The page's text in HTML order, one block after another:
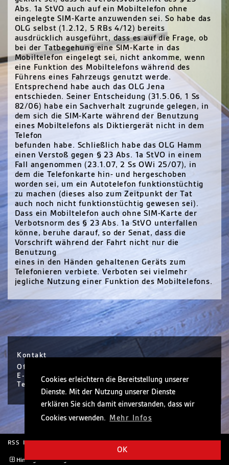
Cookies erleichtern die Bereitstellung unserer
Dienste. Mit der Nutzung unserer Dienste
erklären Sie sich damit einverstanden, dass wir
Cookies verwenden. Mehr Infos
OK
Abs. 1a StVO auch auf ein Mobiltelefon ohne
eingelegteSIM-Karte anzuwenden sei. So habe das
OLG selbst (1.2.12, 5 RBs 4/12) bereits
ausdrücklich ausgeführt, dass es auf die Frage, ob
bei der Tatbegehung eineSIM-Karte in das
Mobiltelefon eingelegt sei, nicht ankomme, wenn
eine Funktion des Mobiltelefons während des
Führens eines Fahrzeugs genutzt werde.
Entsprechend habe auch dasOLG Jena
entschieden. Seiner Entscheidung (31.5.06, 1 Ss
82/06) habe ein Sachverhalt zugrunde gelegen, in
dem sich die SIM-Karte während der Benutzung
eines Mobiltelefons als Diktiergerät nicht in dem
Telefon
befunden habe. Schließlich habe dasOLG Hamm
einen Verstoß gegen § 23 Abs. 1a StVO in einem
Fall angenommen (23.1.07, 2 Ss OWi 25/07), in
dem die Telefonkarte hin- und hergeschoben
worden sei, um ein Autotelefon funktionstüchtig
zu machen (dieses also zum Zeitpunkt der Tat
auch noch nicht funktionstüchtig gewesen sei).
Dass ein Mobiltelefon auch ohneSIM-Karte der
Verbotsnorm des § 23 Abs. 1a StVO unterfallen
könne, beruhe darauf, so der Senat, dass die
Vorschrift während der Fahrt nicht nur die
Benutzung
eines in den Händen gehaltenen Geräts zum
Telefonieren verbiete. Verboten sei vielmehr
jegliche Nutzung einer Funktion des Mobiltelefons.
Kontakt
Office Hanau / Sophie Scholl Platz 6 / Hanau
E-Mail info@nickel.de
Tel +49 (0)6181 30410-0
RSS Impressum Rechtliche Hinweise
Hintergrund anzeigen